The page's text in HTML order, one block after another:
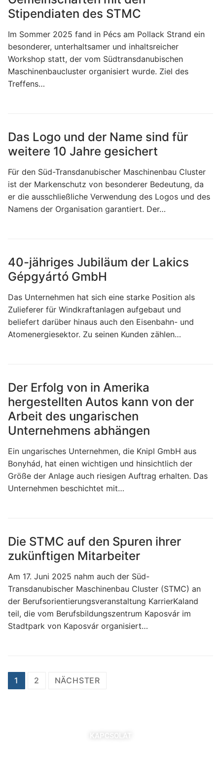
Stipendiaten des STMC
Im Sommer 2025 fand in Pécs am Pollack Strand ein
besonderer, unterhaltsamer und inhaltsreicher
Workshop statt, der vom Südtransdanubischen
Maschinenbaucluster organisiert wurde. Ziel des
Treffens…
Das Logo und der Name sind für
weitere 10 Jahre gesichert
Für den Süd-Transdanubischer Maschinenbau Cluster
ist der Markenschutz von besonderer Bedeutung, da
er die ausschließliche Verwendung des Logos und des
Namens der Organisation garantiert. Der…
40-jähriges Jubiläum der Lakics
Gépgyártó GmbH
Das Unternehmen hat sich eine starke Position als
Zulieferer für Windkraftanlagen aufgebaut und
beliefert darüber hinaus auch den Eisenbahn- und
Atomenergiesektor. Zu seinen Kunden zählen…
Der Erfolg von in Amerika
hergestellten Autos kann von der
Arbeit des ungarischen
Unternehmens abhängen
Ein ungarisches Unternehmen, die Knipl GmbH aus
Bonyhád, hat einen wichtigen und hinsichtlich der
Größe der Anlage auch riesigen Auftrag erhalten. Das
Unternehmen beschichtet mit…
Die STMC auf den Spuren ihrer
zukünftigen Mitarbeiter
Am 17. Juni 2025 nahm auch der Süd-
Transdanubischer Maschinenbau Cluster (STMC) an
der Berufsorientierungsveranstaltung KarrierKaland
teil, die vom Berufsbildungszentrum Kaposvár im
Stadtpark von Kaposvár organisiert…
1 2 NÄCHSTER
KAPCSOLAT